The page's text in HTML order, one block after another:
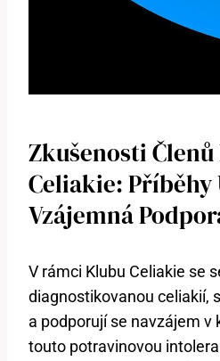
Zkušenosti
Celiakie: Příběhy
Vzájemná
V rámci Klubu Celiakie se
diagnostikovanou celiakií,
a podporují se navzájem v
touto potravinovou